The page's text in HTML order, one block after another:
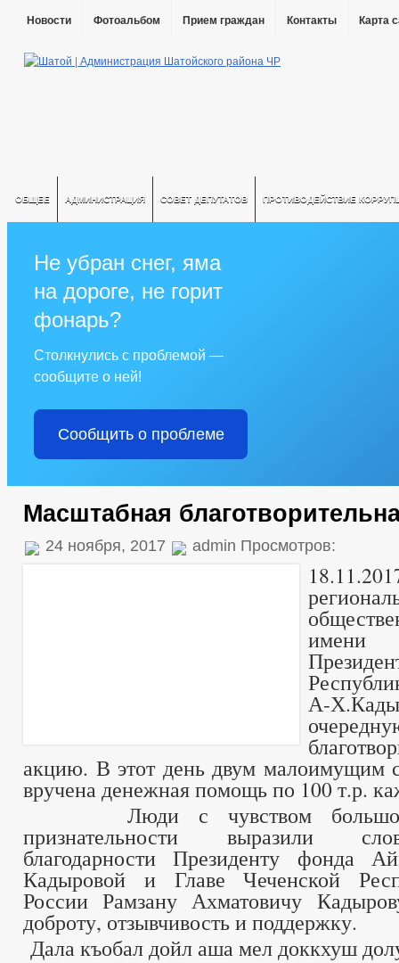
Новости Фотоальбом Прием граждан Контакты Карта
ОБЩЕЕ АДМИНИСТРАЦИЯ СОВЕТ ДЕПУТАТОВ ПРОТИВОДЕЙСТВИЕ
Не убран снег, яма
на дороге, не горит
фонарь?
Столкнулись с проблемой —
сообщите о ней!
Сообщить о проблеме
Масштабная
24 ноября, 2017 admin Просмотров:
А-
акцию. В этот день двум малоимущим
вручена денежная помощь по 100 т.р.
Люди с чувством
признательности выразили
благодарности Президенту фонда
Кадыровой и Главе Чеченской
России Рамзану Ахматовичу
доброту, отзывчивость и поддержку.
Дала къобал дойл аша мел доккхуш